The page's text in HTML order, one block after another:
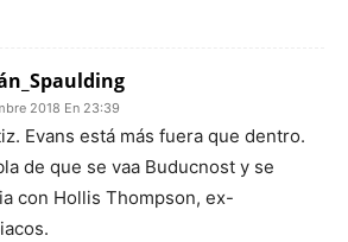
2018 En 23:39
Evans está más fuera que dentro.
de que se vaa Buducnost y se
con Hollis Thompson, ex-